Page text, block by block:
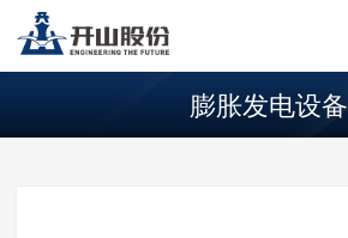
膨胀发电设备